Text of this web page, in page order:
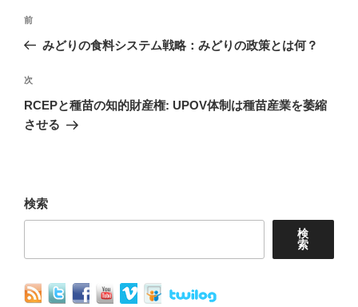
投
稿
ビ
ゲ
ー
ン
前
の
稿
前
みどりの食料システム戦略：みどりの政策とは何？
次
の
投
次
RCEPと種苗の知的財産権: UPOV体制は種苗産業を萎縮
させる
検索
検
索